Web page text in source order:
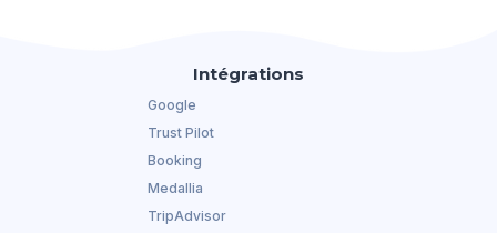
Intégrations
Google
Trust Pilot
Booking
Medallia
TripAdvisor